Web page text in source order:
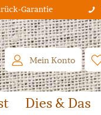
Garantie
Mein Konto
Dies & Das